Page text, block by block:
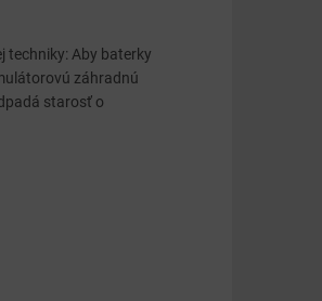
techniky: Aby baterky
záhradnú
starosť o